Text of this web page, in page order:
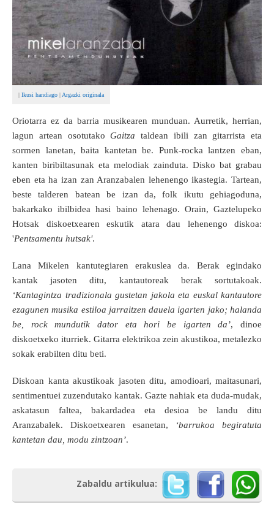
| Ikusi handiago | Argazki originala
Oriotarra ez da barria musikearen munduan. Aurretik, herrian,
lagun artean osotutakoGaitza taldean ibili zan gitarrista eta
sormen lanetan, baita kantetan be. Punk-rocka lantzen eban,
kanten biribiltasunak eta melodiak zainduta. Disko bat grabau
eben eta ha izan zan Aranzabalen lehenengo ikastegia. Tartean,
beste talderen batean be izan da, folk ikutu gehiagoduna,
bakarkako ibilbidea hasi baino lehenago. Orain, Gaztelupeko
Hotsak diskoetxearen eskutik atara dau lehenengo diskoa:
'Pentsamentu hutsak'.
Lana Mikelen kantutegiaren erakuslea da. Berak egindako
kantak jasoten ditu, kantautoreak berak sortutakoak.
‘Kantagintza tradizionala gustetan jakola eta euskal kantautore
ezagunen musika estiloa jarraitzen dauela igarten jako; halanda
be, rock mundutik dator eta hori be igarten da’, dinoe
diskoetxeko iturriek. Gitarra elektrikoa zein akustikoa, metalezko
sokak erabilten ditu beti.
Diskoan kanta akustikoak jasoten ditu, amodioari, maitasunari,
sentimentuei zuzendutako kantak. Gazte nahiak eta duda-mudak,
askatasun faltea, bakardadea eta desioa be landu ditu
Aranzabalek. Diskoetxearen esanetan,
‘barrukoa begiratuta
kantetan dau, modu zintzoan’.
Zabaldu artikulua: